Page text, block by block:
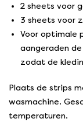
2 sheets voor
3 sheets voor
Voor optimale
aangeraden
zodat de
Plaats de strips
wasmachine.
temperaturen.